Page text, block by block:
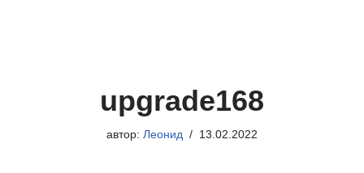
upgrade168
автор: Леонид 13.02.2022